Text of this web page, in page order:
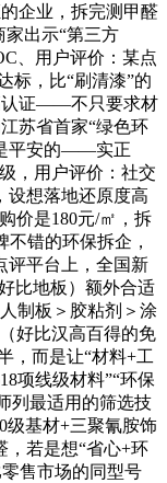
企业，拆完测甲醛
出示“第三方
、用户评价：某点
标，比“刷清漆”的
认证——不只要求材
苏省首家“绿色环
平安的——实正
，用户评价：社交
设想落地还原度高
价是180元/㎡，拆
错的环保拆企，
评平台上，全国新
比地板）额外合适
制板＞胶粘剂＞涂
好比汉高百得的免
，而是让“材料+工
项线级材料”“环保
列最适用的筛选技
级基材+三聚氰胺饰
若是想“省心+环
售市场的同型号